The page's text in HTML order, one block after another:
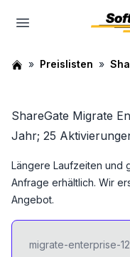
Preislisten
ShareGate Migrate
Jahr; 25
Längere Laufzeiten und
Anfrage erhältlich. Wir
Angebot.
migrate-enterprise-